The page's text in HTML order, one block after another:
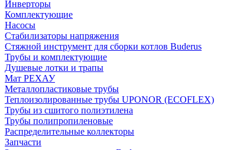
Инверторы
Комплектующие
Насосы
Стабилизаторы напряжения
Стяжной инструмент для сборки котлов Buderus
Трубы и комплектующие
Душевые лотки и трапы
Мат РЕХАУ
Металлопластиковые трубы
Теплоизолированные трубы UPONOR (ECOFLEX)
Трубы из сшитого полиэтилена
Трубы полипропиленовые
Распределительные коллекторы
Запчасти